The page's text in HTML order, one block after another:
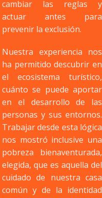
cambiar las reglas y
actuar antes para
prevenir la exclusión.
Nuestra experiencia nos
ha permitido descubrir en
el ecosistema turístico,
cuánto se puede aportar
en el desarrollo de las
personas y sus entornos.
Trabajar desde esta lógica
nos mostró inclusive una
pobreza bienaventurada,
elegida, que es aquella del
cuidado de nuestra casa
común y de la identidad